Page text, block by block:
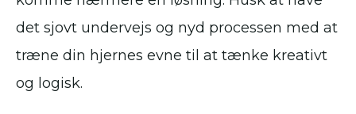
det sjovt undervejs og nyd processen med at
træne din hjernes evne til at tænke kreativt
og logisk.